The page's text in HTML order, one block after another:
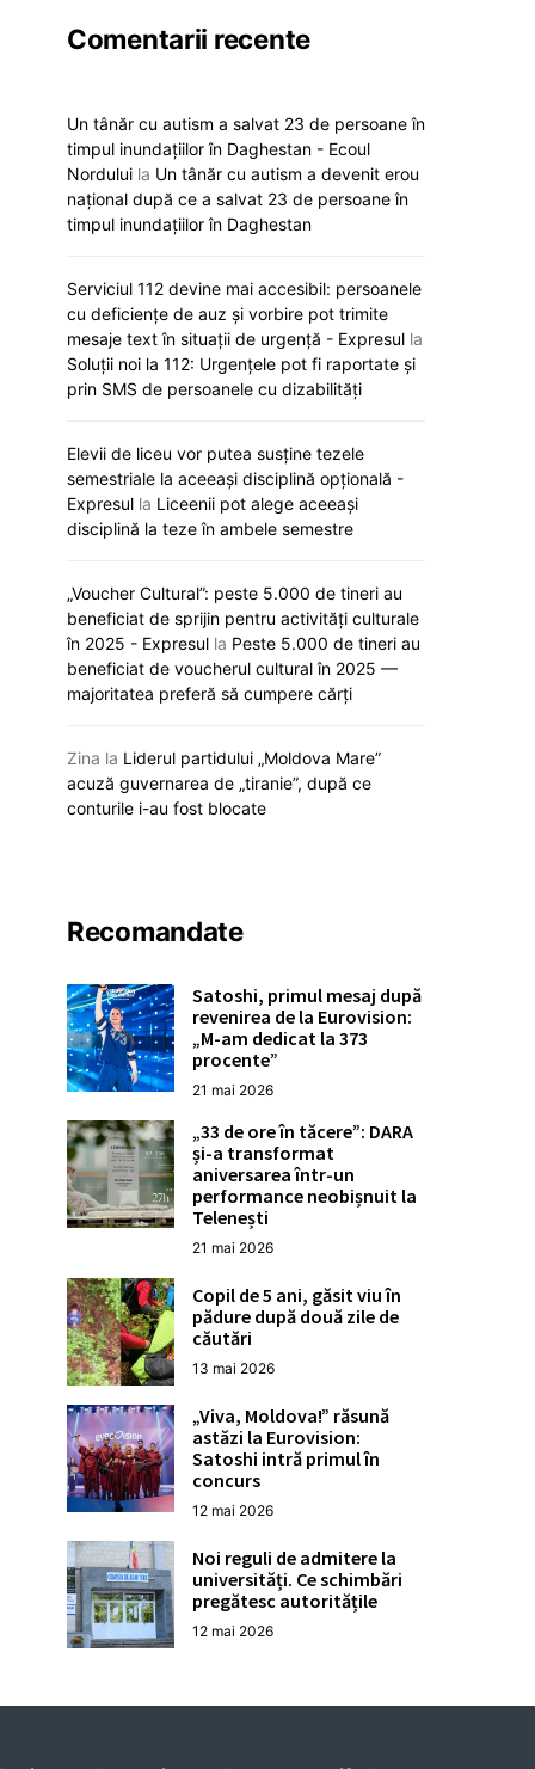
Declarație oficială: Poliția —
garanția stabilității și respectării
legii, spune Sandu
19 decembrie 2025
Pașaportul R.
poziții în
Comentarii recente
Un tânăr cu autism a salvat 23 de persoane în
timpul inundațiilor în Daghestan - Ecoul
Nordului la Un tânăr cu autism a devenit erou
național după ce a salvat 23 de persoane în
timpul inundațiilor în Daghestan
Serviciul 112 devine mai accesibil: persoanele
cu deficiențe de auz și vorbire pot trimite
mesaje text în situații de urgență - Expresul la
Soluții noi la 112: Urgențele pot fi raportate și
prin SMS de persoanele cu dizabilități
Elevii de liceu vor putea susține tezele
semestriale la aceeași disciplină opțională -
Expresul la Liceenii pot alege aceeași
disciplină la teze în ambele semestre
„Voucher Cultural”: peste 5.000 de tineri au
beneficiat de sprijin pentru activități culturale
în 2025 - Expresul la Peste 5.000 de tineri au
beneficiat de voucherul cultural în 2025 —
majoritatea preferă să cumpere cărți
Zina la Liderul partidului „Moldova Mare”
acuză guvernarea de „tiranie”, după ce
conturile i-au fost blocate
Recomandate
Satoshi, primul mesaj după
revenirea de la Eurovision:
„M-am dedicat la 373
procente”
21 mai 2026
„33 de ore în tăcere”: DARA
și-a transformat
aniversarea într-un
performance neobișnuit la
Telenești
21 mai 2026
Copil de 5 ani, găsit viu în
pădure după două zile de
căutări
13 mai 2026
„Viva, Moldova!” răsună
astăzi la Eurovision:
Satoshi intră primul în
concurs
12 mai 2026
Noi reguli de admitere la
universități. Ce schimbări
pregătesc autoritățile
12 mai 2026